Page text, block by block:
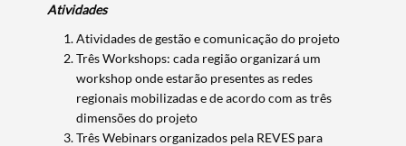
Termo de Pesquisa
Atividades
Atividades de gestão e comunicação do projeto
Três Workshops: cada região organizará um
workshop onde estarão presentes as redes
regionais mobilizadas e de acordo com as três
dimensões do projeto
Três Webinars organizados pela REVES para